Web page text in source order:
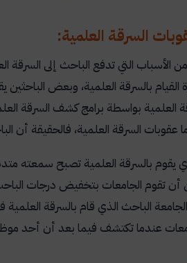
السرقة العلمية:
الأسباب التي تدفع الباحث إلى السرقة
القيام بالسرقة العلمية، وبعض
العلمية بواسطة برامج كشف السرقة
عقوبات السرقة العلمية، فالحقيقة أن
يقوم بالسرقة العلمية تصبح سمعته
تقوم الجامعات بتخفيض درجات
الباحث الذي قام بالسرقة العلمية
عندما تكتشف فيما بعد أن أحد